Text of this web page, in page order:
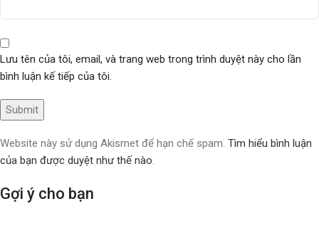
Lưu tên của tôi, email, và trang web trong trình duyệt này cho lần
bình luận kế tiếp của tôi.
Website này sử dụng Akismet để hạn chế spam. Tìm hiểu bình luận
của bạn được duyệt như thế nào.
Gợi ý cho bạn